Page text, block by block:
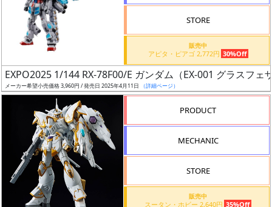
ー
タ
ー
（β）
STORE
販売中
アピタ・ピアゴ 2,772円 30%Off
EXPO2025 1/144 RX-78F00/E ガンダム（EX-001 グラスフェ
メーカー希望小売価格 3,960円 / 発売日 2025年4月11日 （詳細ページ）
PRODUCT
MECHANIC
STORE
販売中
スータン・ホビー 2,640円 35%Off